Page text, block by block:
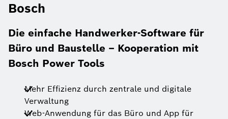
Bosch
Die einfache Handwerker-Software für
Büro und Baustelle – Kooperation mit
Bosch Power Tools
Mehr Effizienz durch zentrale und digitale
Verwaltung
Web-Anwendung für das Büro und App für